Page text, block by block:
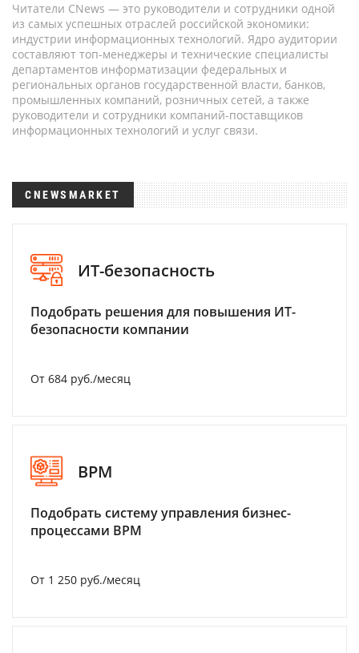
Читатели CNews — это руководители и сотрудники одной
из самых успешных отраслей российской экономики:
индустрии информационных технологий. Ядро аудитории
составляют топ-менеджеры и технические специалисты
департаментов информатизации федеральных и
региональных органов государственной власти, банков,
промышленных компаний, розничных сетей, а также
руководители и сотрудники компаний-поставщиков
информационных технологий и услуг связи.
CNEWSMARKET
ИТ-безопасность
Подобрать решения для повышения ИТ-
безопасности компании
От 684 руб./месяц
BPM
Подобрать систему управления бизнес-
процессами BPM
От 1 250 руб./месяц